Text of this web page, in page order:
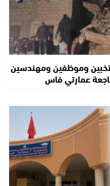
وموظفين ومهندسين
عمارتي فاس